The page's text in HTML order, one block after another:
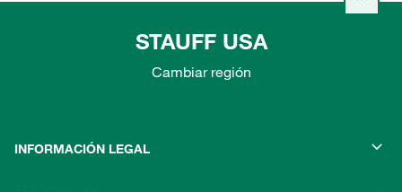
STAUFF USA
Cambiar región
INFORMACIÓN LEGAL